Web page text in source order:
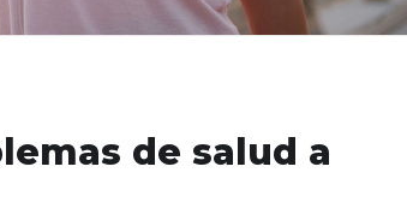
de salud a